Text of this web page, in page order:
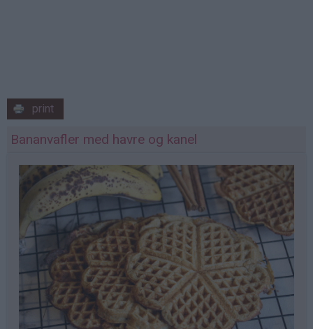
print
Bananvafler med havre og kanel